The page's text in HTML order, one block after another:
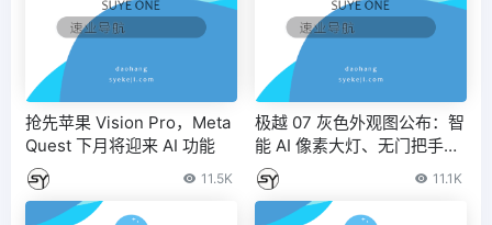
抢先苹果 Vision Pro，Meta
Quest 下月将迎来 AI 功能
11.5K
极越 07 灰色外观图公布：智
能 AI 像素大灯、无门把手设
计，9 月上市
11.1K